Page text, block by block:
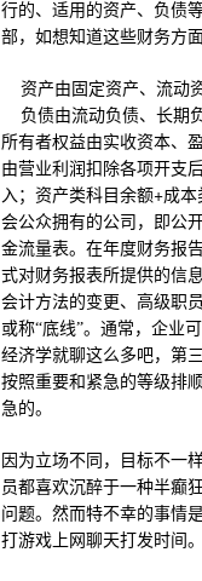
行的、适用的资产、负债
部，如想知道这些财务方
资产由固定资产、流动
负债由流动负债、长期
所有者权益由实收资本、
由营业利润扣除各项开支
入；资产类科目余额+成本
会公众拥有的公司，即公
金流量表。在年度财务报
式对财务报表所提供的信
会计方法的变更、高级职
或称“底线”。通常，企业
经济学就聊这么多吧，第
按照重要和紧急的等级排
急的。
因为立场不同，目标不一
员都喜欢沉醉于一种半癫
问题。然而特不幸的事情
打游戏上网聊天打发时间。